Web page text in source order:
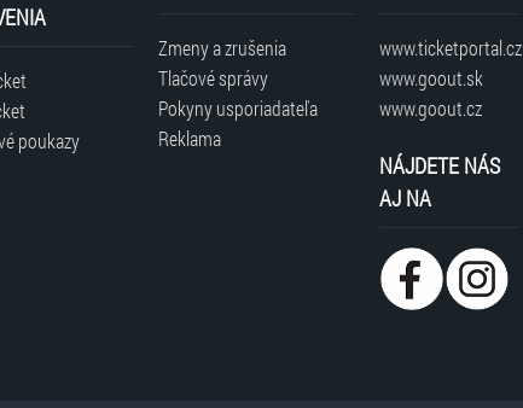
poukazy
Zmeny a zrušenia
Tlačové správy
Pokyny usporiadateľa
Reklama
www.ticketportal.cz
www.goout.sk
www.goout.cz
NÁJDETE NÁS
AJ NA